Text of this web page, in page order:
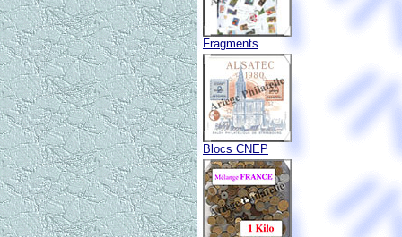
Fragments
Blocs CNEP